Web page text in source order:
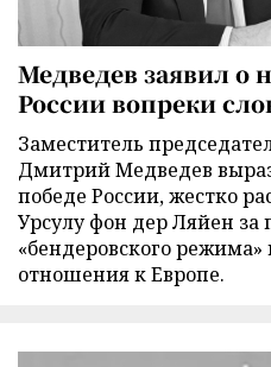
Медведев заявил о
России вопреки
Заместитель
Дмитрий Медведев
победе России, жестко
Урсулу фон дер Ляйен за
«бендеровского режима»
отношения к Европе.